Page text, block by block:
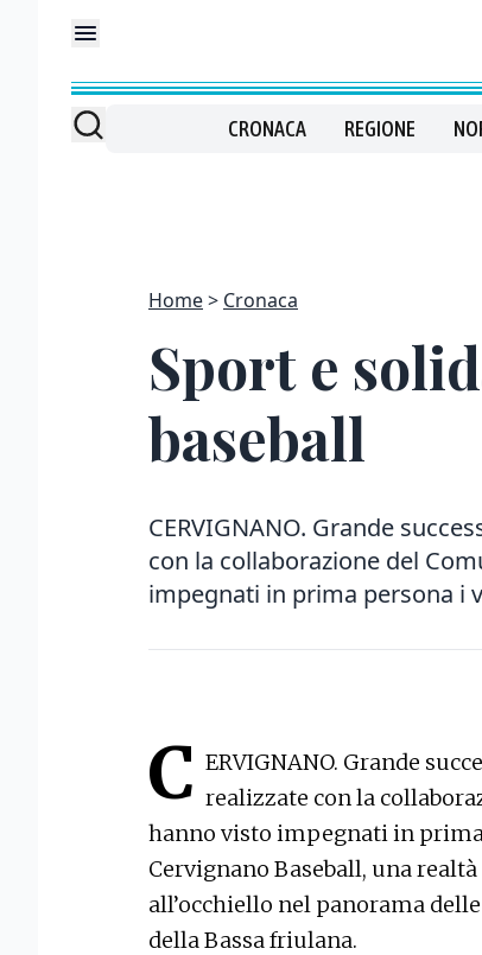
CRONACA REGIONE
Home Cronaca
Sport e
baseball
CERVIGNANO. Grande
con la collaborazione del
impegnati in prima persona i
C ERVIGNANO. Grande
realizzate con la
hanno visto impegnati in
Cervignano Baseball, una
all’occhiello nel panorama
della Bassa friulana.